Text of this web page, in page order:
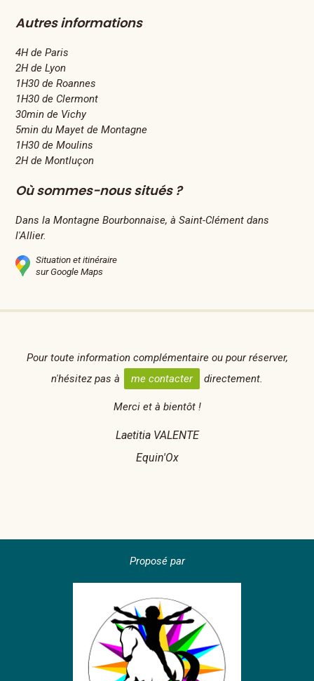
Autres informations
4H de Paris
2H de Lyon
1H30 de Roannes
1H30 de Clermont
30min de Vichy
5min du Mayet de Montagne
1H30 de Moulins
2H de Montluçon
Où sommes-nous situés ?
Dans la Montagne Bourbonnaise, à Saint-Clément dans
l'Allier.
Situation et itinéraire
sur Google Maps
Pour toute information complémentaire ou pour réserver,
n'hésitez pas à
me contacter directement.
Merci et à bientôt !
Laetitia VALENTE
Equin'Ox
Proposé par